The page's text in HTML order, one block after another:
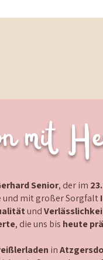
mit
Senior, der im
und mit großer Sorgfalt
und
, die uns bis heute
in